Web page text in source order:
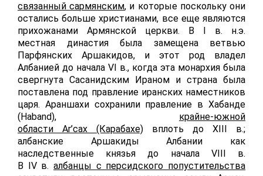
связанный сармянским, и которые поскольку они
остались больше христианами, все еще являются
прихожанами Армянской церкви. В I в. н.э.
местная династия была замещена ветвью
Парфянских Аршакидов, и этот род владел
Албанией до начала VI в., когда эта монархия была
свергнута Сасанидским Ираном и страна была
поставлена под правление иранских наместников
царя. Араншахи сохранили правление в Хабанде
(Haband), крайне-южной
области Ar’cax (Карабахе) вплоть до XIII в.;
албанские Аршакиды Албании как
наследственные князья до начала VIII в.
В IVв.албанцы с персидского попустительства